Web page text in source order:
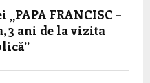
FRANCISC –
3 ani de la vizita